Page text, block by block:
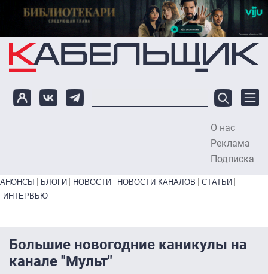
Перейти к основному содержанию
О нас
Реклама
Подписка
Primary links bottom
АНОНСЫ БЛОГИ НОВОСТИ НОВОСТИ КАНАЛОВ
СТАТЬИ
ИНТЕРВЬЮ
Большие новогодние каникулы на
канале "Мульт"